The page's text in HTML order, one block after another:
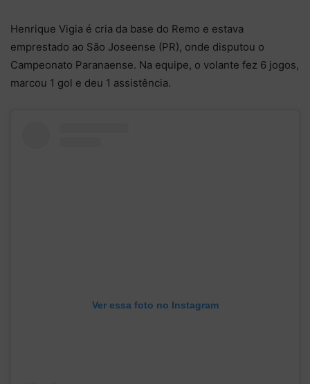
Henrique Vigia é cria da base do Remo e estava
emprestado ao São Joseense (PR), onde disputou o
Campeonato Paranaense. Na equipe, o volante fez 6 jogos,
marcou 1 gol e deu 1 assistência.
Ver essa foto no Instagram